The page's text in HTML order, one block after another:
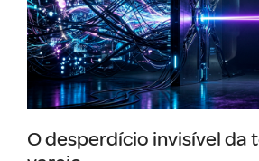
O desperdício invisível da